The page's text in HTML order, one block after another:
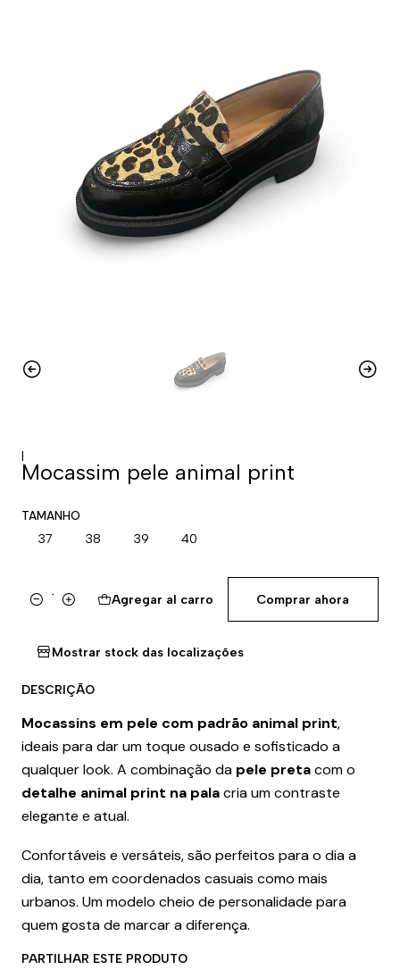
|
Mocassim pele animal print
TAMANHO
37 38 39 40
Cantidad
Agregar al carro Comprar ahora
Mostrar stock das localizações
DESCRIÇÃO
Mocassins em pele com padrão animal print,
ideais para dar um toque ousado e sofisticado a
qualquer look. A combinação da pele pretacom o
detalhe animal print na palacria um contraste
elegante e atual.
Confortáveis e versáteis, são perfeitos para o dia a
dia, tanto em coordenados casuais como mais
urbanos. Um modelo cheio de personalidade para
quem gosta de marcar a diferença.
PARTILHAR ESTE PRODUTO